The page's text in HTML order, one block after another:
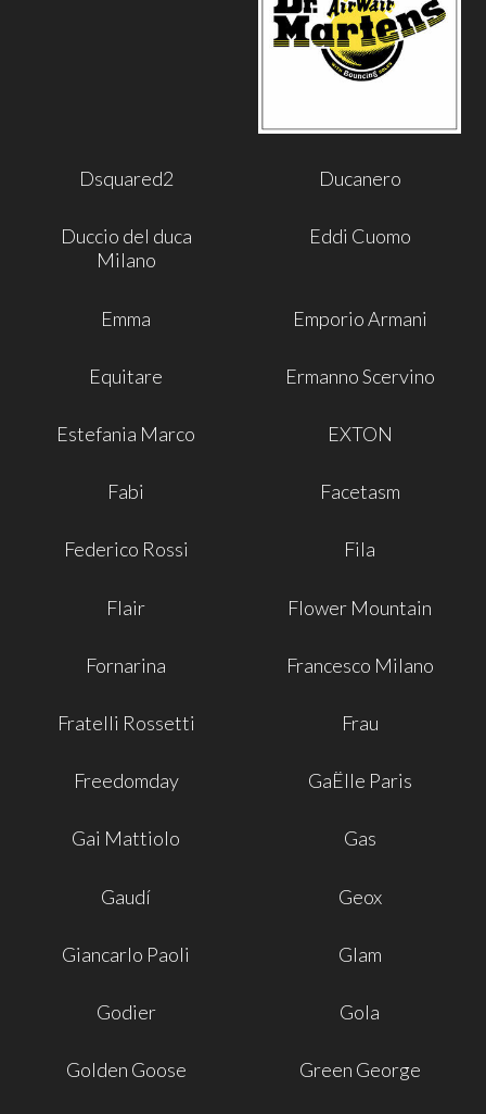
Dsquared2 Ducanero
Duccio del duca
Milano
Eddi Cuomo
Emma Emporio Armani
Equitare Ermanno Scervino
Estefania Marco EXTON
Fabi Facetasm
Federico Rossi Fila
Flair Flower Mountain
Fornarina Francesco Milano
Fratelli Rossetti Frau
Freedomday GaËlle Paris
Gai Mattiolo Gas
Gaudí Geox
Giancarlo Paoli Glam
Godier Gola
Golden Goose Green George